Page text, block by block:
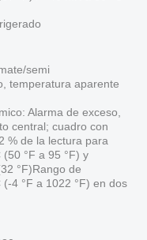
semi
temperatura aparente
Alarma de exceso,
central; cuadro con
% de la lectura para
°F a 95 °F) y
°F)Rango de
4 °F a 1022 °F) en dos